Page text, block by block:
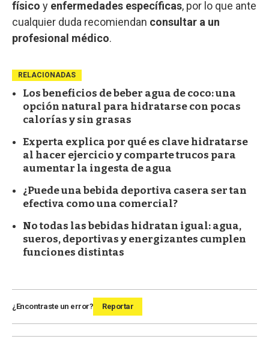
físico y enfermedades específicas, por lo que ante
cualquier duda recomiendan consultar a un
profesional médico.
RELACIONADAS
Los beneficios de beber agua de coco: una
opción natural para hidratarse con pocas
calorías y sin grasas
Experta explica por qué es clave hidratarse
al hacer ejercicio y comparte trucos para
aumentar la ingesta de agua
¿Puede una bebida deportiva casera ser tan
efectiva como una comercial?
No todas las bebidas hidratan igual: agua,
sueros, deportivas y energizantes cumplen
funciones distintas
¿Encontraste un error? Reportar